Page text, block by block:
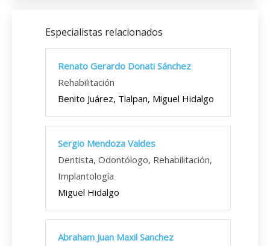
Especialistas relacionados
Renato Gerardo Donati Sánchez
Rehabilitación
Benito Juárez, Tlalpan, Miguel Hidalgo
Sergio Mendoza Valdes
Dentista, Odontólogo, Rehabilitación,
Implantología
Miguel Hidalgo
Abraham Juan Maxil Sanchez